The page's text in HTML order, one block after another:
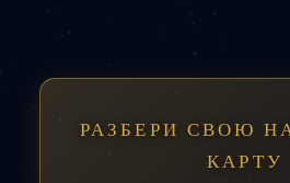
РАЗБЕРИ СВОЮ
КАРТУ